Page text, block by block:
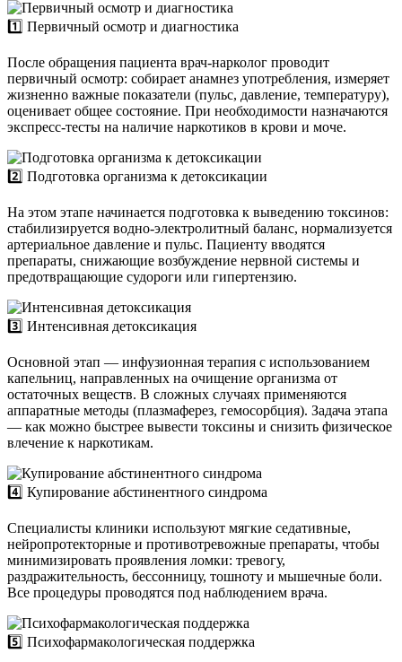
1️⃣ Первичный осмотр и диагностика
После обращения пациента врач-нарколог проводит
первичный осмотр: собирает анамнез употребления, измеряет
жизненно важные показатели (пульс, давление, температуру),
оценивает общее состояние. При необходимости назначаются
экспресс-тесты на наличие наркотиков в крови и моче.
2️⃣ Подготовка организма к детоксикации
На этом этапе начинается подготовка к выведению токсинов:
стабилизируется водно-электролитный баланс, нормализуется
артериальное давление и пульс. Пациенту вводятся
препараты, снижающие возбуждение нервной системы и
предотвращающие судороги или гипертензию.
3️⃣ Интенсивная детоксикация
Основной этап — инфузионная терапия с использованием
капельниц, направленных на очищение организма от
остаточных веществ. В сложных случаях применяются
аппаратные методы (плазмаферез, гемосорбция). Задача этапа
— как можно быстрее вывести токсины и снизить физическое
влечение к наркотикам.
4️⃣ Купирование абстинентного синдрома
Специалисты клиники используют мягкие седативные,
нейропротекторные и противотревожные препараты, чтобы
минимизировать проявления ломки: тревогу,
раздражительность, бессонницу, тошноту и мышечные боли.
Все процедуры проводятся под наблюдением врача.
5️⃣ Психофармакологическая поддержка